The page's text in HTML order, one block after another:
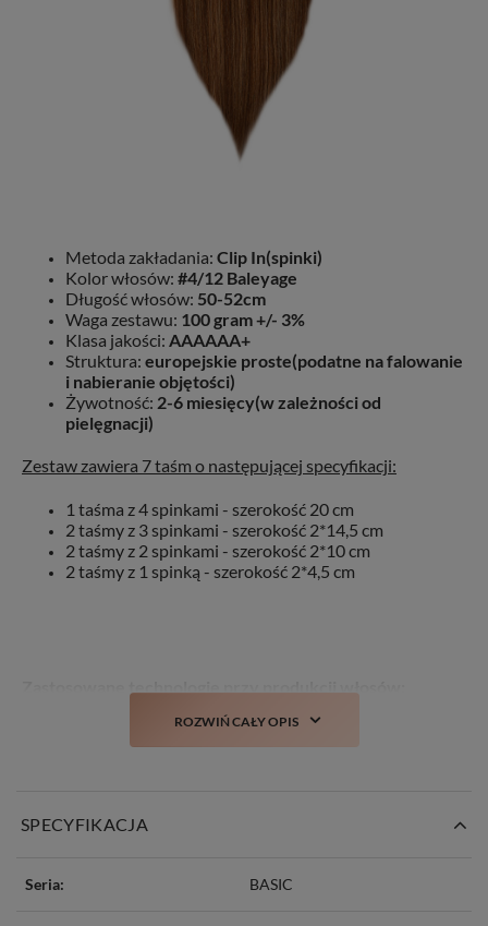
Metoda zakładania: Clip In(spinki)
Kolor włosów: #4/12 Baleyage
Długość włosów: 50-52cm
Waga zestawu: 100 gram +/- 3%
Klasa jakości: AAAAAA+
Struktura: europejskie proste(podatne na falowanie
i nabieranie objętości)
Żywotność: 2-6 miesięcy(w zależności od
pielęgnacji)
Zestaw zawiera 7 taśm o następującej specyfikacji:
1 taśma z 4 spinkami - szerokość 20 cm
2 taśmy z 3 spinkami - szerokość 2*14,5 cm
2 taśmy z 2 spinkami - szerokość 2*10 cm
2 taśmy z 1 spinką - szerokość 2*4,5 cm
– włosy zabezpieczone przeciw
stylistycznym takim jak: farbowanie, prostowanie,
– włosy delikatne w dotyku, bez
wyczucia matowości/szorstkości
ROZWIŃ CAŁY OPIS
SPECYFIKACJA
Seria: BASIC